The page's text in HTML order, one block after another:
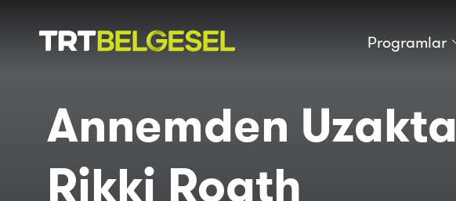
Programlar
Hikayeleri
-
Gezi
Lezzet
Antropoloji
Annemden Uzakta
Rikki Roath